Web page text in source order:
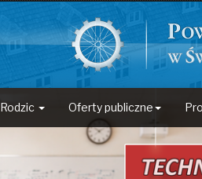
Rodzic Oferty publiczne